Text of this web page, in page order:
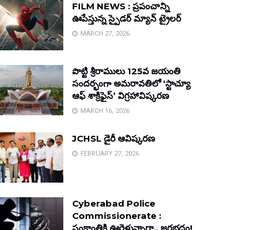
FILM NEWS : ప్రపంచాన్ని
ఊపేస్తున్న స్పైడర్ మ్యాన్ ట్రైలర్
MARCH 27, 2026
పొట్టి శ్రీరాములు 125వ జయంతి
సందర్భంగా అమరావతిలో ‘స్టాచ్యూ
ఆఫ్ శాక్రిఫైస్’ విగ్రహావిష్కరణ
MARCH 16, 2026
JCHSL డైరీ ఆవిష్కరణ
FEBRUARY 27, 2026
Cyberabad Police
Commissionerate :